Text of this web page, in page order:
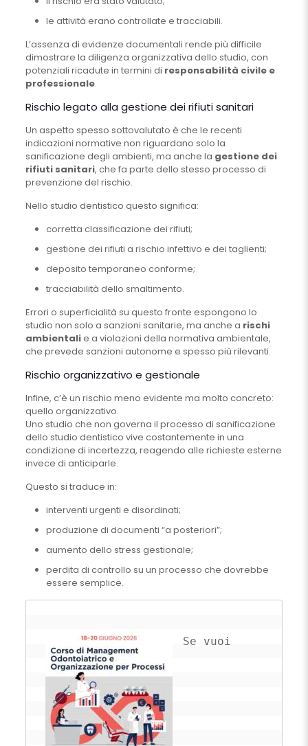
le attività erano controllate e tracciabili.
L’assenza di evidenze documentali rende più difficile
dimostrare la diligenza organizzativa dello studio, con
potenziali ricadute in termini di responsabilità civile e
professionale.
Rischio legato alla gestione dei rifiuti sanitari
Un aspetto spesso sottovalutato è che le recenti
indicazioni normative non riguardano solo la
sanificazione degli ambienti, ma anche la gestione dei
rifiuti sanitari, che fa parte dello stesso processo di
prevenzione del rischio.
Nello studio dentistico questo significa:
corretta classificazione dei rifiuti;
gestione dei rifiuti a rischio infettivo e dei taglienti;
deposito temporaneo conforme;
tracciabilità dello smaltimento.
Errori o superficialità su questo fronte espongono lo
studio non solo a sanzioni sanitarie, ma anche a rischi
ambientalie a violazioni della normativa ambientale,
che prevede sanzioni autonome e spesso più rilevanti.
Rischio organizzativo e gestionale
Infine, c’è un rischio meno evidente ma molto concreto:
quello organizzativo.
Uno studio che non governa il processo di sanificazione
dello studio dentistico vive costantemente in una
condizione di incertezza, reagendo alle richieste esterne
invece di anticiparle.
Questo si traduce in:
interventi urgenti e disordinati;
produzione di documenti “a posteriori”;
aumento dello stress gestionale;
perdita di controllo su un processo che dovrebbe
essere semplice.
Se vuoi